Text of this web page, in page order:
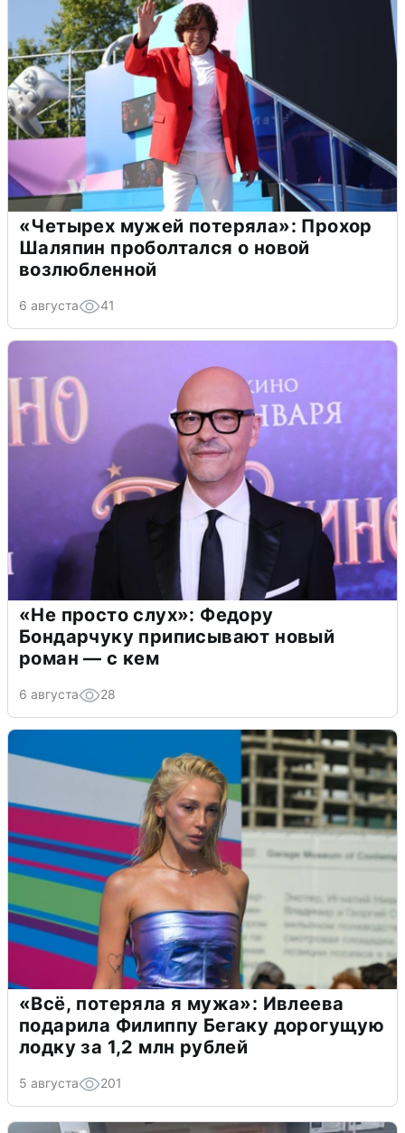
«Четырех мужей потеряла»: Прохор
Шаляпин проболтался о новой
возлюбленной
6 августа 41
«Не просто слух»: Федору
Бондарчуку приписывают новый
роман — с кем
6 августа 28
«Всё, потеряла я мужа»: Ивлеева
подарила Филиппу Бегаку дорогущую
лодку за 1,2 млн рублей
5 августа 201